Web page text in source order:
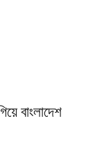
বাংলাদেশ